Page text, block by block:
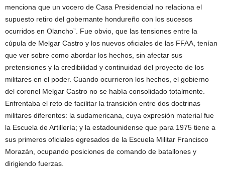
menciona que un vocero de Casa Presidencial no relaciona el
supuesto retiro del gobernante hondureño con los sucesos
ocurridos en Olancho”. Fue obvio, que las tensiones entre la
cúpula de Melgar Castro y los nuevos oficiales de las FFAA, tenían
que ver sobre como abordar los hechos, sin afectar sus
pretensiones y la credibilidad y continuidad del proyecto de los
militares en el poder. Cuando ocurrieron los hechos, el gobierno
del coronel Melgar Castro no se había consolidado totalmente.
Enfrentaba el reto de facilitar la transición entre dos doctrinas
militares diferentes: la sudamericana, cuya expresión material fue
la Escuela de Artillería; y la estadounidense que para 1975 tiene a
sus primeros oficiales egresados de la Escuela Militar Francisco
Morazán, ocupando posiciones de comando de batallones y
dirigiendo fuerzas.